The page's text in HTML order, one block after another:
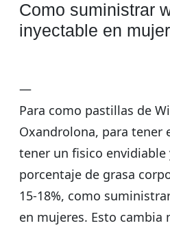
Como suministrar
inyectable en
—
Para como pastillas de
Oxandrolona, para tener
tener un fisico envidiable
porcentaje de grasa
15-18%, como
en mujeres. Esto cambia